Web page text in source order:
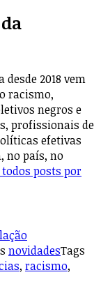
2018 vem
racismo,
negros e
profissionais de
efetivas
no país, no
todos posts por
novidadesTags
, racismo,